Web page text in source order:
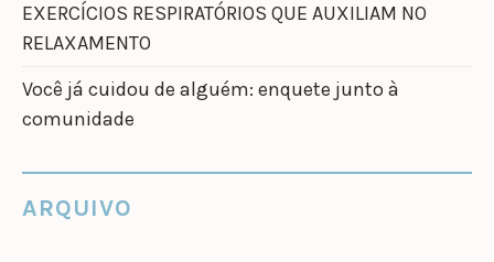
EXERCÍCIOS RESPIRATÓRIOS QUE AUXILIAM NO
RELAXAMENTO
Você já cuidou de alguém: enquete junto à
comunidade
ARQUIVO